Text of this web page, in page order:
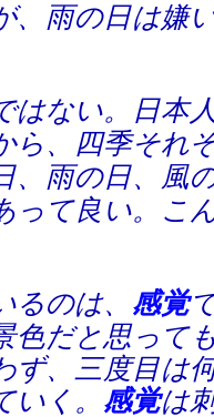
、雨の日は嫌
はない。日本
ら、四季それ
、雨の日、風
って良い。こ
るのは、 感覚
色だと思って
ず、三度目は
く。 感覚は